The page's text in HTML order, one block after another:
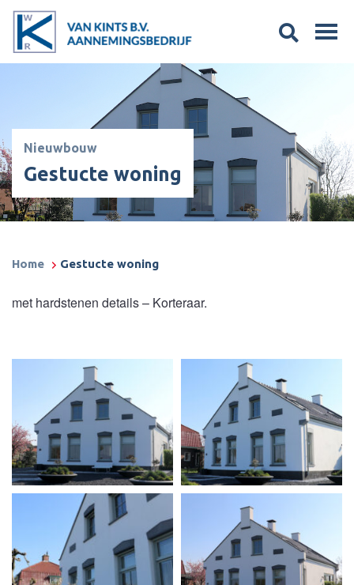
Nieuwbouw
Gestucte woning
Home Gestucte woning
met hardstenen details – Korteraar.